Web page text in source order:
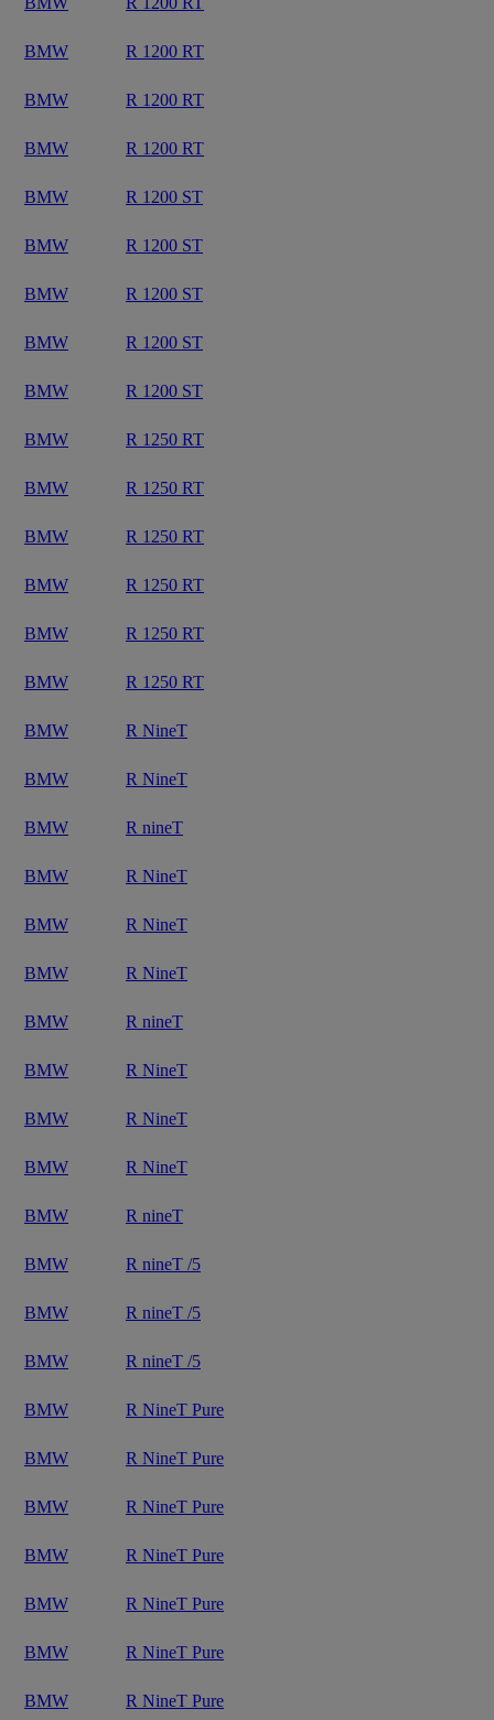
BMW R 1200 RT
BMW R 1200 RT
BMW R 1200 RT
BMW R 1200 ST
BMW R 1200 ST
BMW R 1200 ST
BMW R 1200 ST
BMW R 1200 ST
BMW R 1250 RT
BMW R 1250 RT
BMW R 1250 RT
BMW R 1250 RT
BMW R 1250 RT
BMW R 1250 RT
BMW R NineT
BMW R NineT
BMW R nineT
BMW R NineT
BMW R NineT
BMW R NineT
BMW R nineT
BMW R NineT
BMW R NineT
BMW R NineT
BMW R nineT
BMW R nineT /5
BMW R nineT /5
BMW R nineT /5
BMW R NineT Pure
BMW R NineT Pure
BMW R NineT Pure
BMW R NineT Pure
BMW R NineT Pure
BMW R NineT Pure
BMW R NineT Pure